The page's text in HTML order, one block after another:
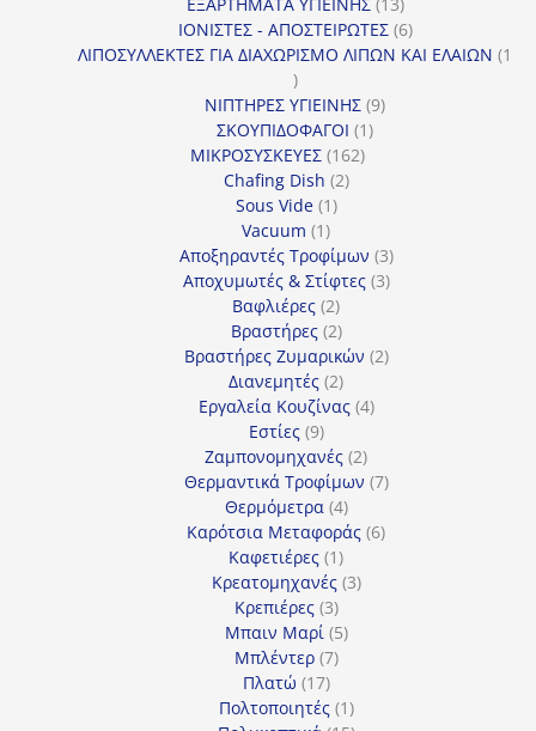
προϊόντα
ΙΟΝΙΣΤΕΣ - ΑΠΟΣΤΕΙΡΩΤΕΣ 66
προϊόντα
ΛΙΠΟΣΥΛΛΕΚΤΕΣ ΓΙΑ ΔΙΑΧΩΡΙΣΜΟ ΛΙΠΩΝ ΚΑΙ ΕΛΑΙΩΝ 1
1
προϊόν
ΝΙΠΤΗΡΕΣ ΥΓΙΕΙΝΗΣ 99
ΣΚΟΥΠΙΔΟΦΑΓΟΙ 11
ΜΙΚΡΟΣΥΣΚΕΥΕΣ 162162
Chafing Dish 22
Sous Vide 11
Vacuum 11
προϊόν
Αποξηραντές Τροφίμων 33
προϊόντα
Αποχυμωτές & Στίφτες 33
Βαφλιέρες 22
προϊόντα
Βραστήρες 22
προϊόντα
Βραστήρες Ζυμαρικών 22
Διανεμητές 22
προϊόντα
Εργαλεία Κουζίνας 44
Εστίες 99
προϊόντα
Ζαμπονομηχανές 22
προϊόντα
Θερμαντικά Τροφίμων 77
Θερμόμετρα 44
προϊόντα
Καρότσια Μεταφοράς 66
Καφετιέρες 11
προϊόν
Κρεατομηχανές 33
Κρεπιέρες 33
προϊόντα
Μπαιν Μαρί 55
Μπλέντερ 77
Πλατώ 1717
προϊόντα
Πολτοποιητές 11